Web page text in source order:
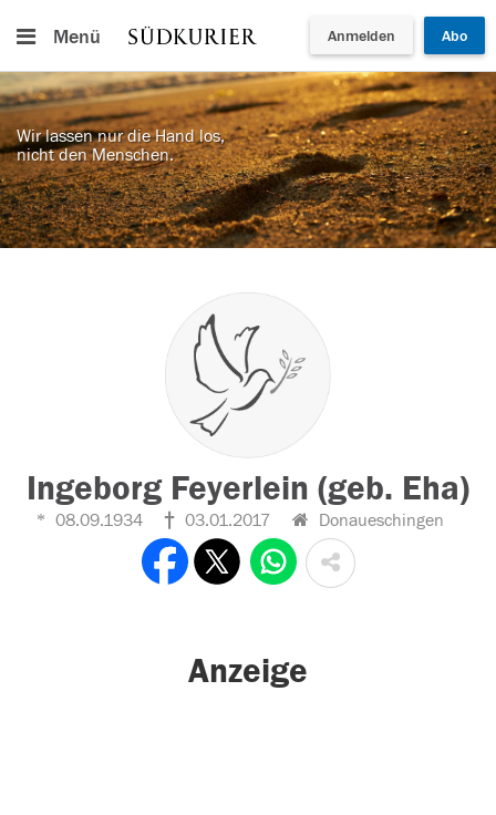
Menü Anmelden Abo
Wir lassen nur die Hand los,
nicht den Menschen.
Ingeborg Feyerlein (geb. Eha)
08.09.1934 03.01.2017 Donaueschingen
Anzeige